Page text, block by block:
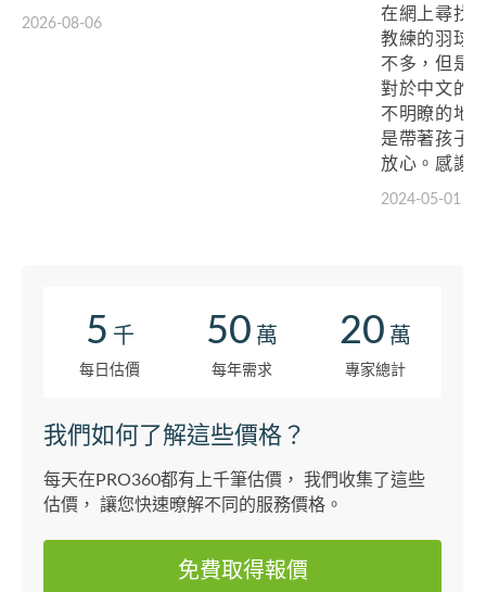
2026-08-06
在網上尋找
教練的羽球
不多，但是
對於中文的
不明瞭的地
是帶著孩子
放心。感謝
球回憶，下
2024-05-01
5 千
每日估價
50 萬
每年需求
20 萬
專家總計
我們如何了解這些價格？
每天在PRO360都有上千筆估價， 我們收集了這些
估價， 讓您快速暸解不同的服務價格。
免費取得報價